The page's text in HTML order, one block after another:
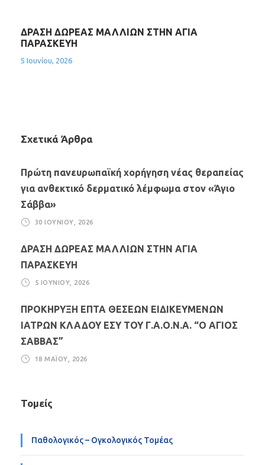
ΔΡΑΣΗ ΔΩΡΕΑΣ ΜΑΛΛΙΩΝ ΣΤΗΝ ΑΓΙΑ
ΠΑΡΑΣΚΕΥΗ
5 Ιουνίου, 2026
Σχετικά Άρθρα
Πρώτη πανευρωπαϊκή χορήγηση νέας θεραπείας
για ανθεκτικό δερματικό λέμφωμα στον «Άγιο
Σάββα»
30 ΙΟΥΝΊΟΥ, 2026
ΔΡΑΣΗ ΔΩΡΕΑΣ ΜΑΛΛΙΩΝ ΣΤΗΝ ΑΓΙΑ
ΠΑΡΑΣΚΕΥΗ
5 ΙΟΥΝΊΟΥ, 2026
ΠΡΟΚΗΡΥΞΗ ΕΠΤΑ ΘΕΣΕΩΝ ΕΙΔΙΚΕΥΜΕΝΩΝ
ΙΑΤΡΩΝ ΚΛΑΔΟΥ ΕΣΥ ΤΟΥ Γ.Α.Ο.Ν.Α. “Ο ΑΓΙΟΣ
ΣΑΒΒΑΣ”
18 ΜΑΪ́ΟΥ, 2026
Τομείς
Παθολογικός – Ογκολογικός Τομέας